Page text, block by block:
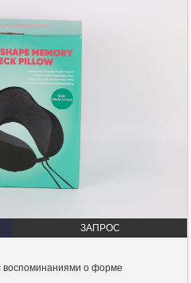
ЗАПРОС
воспоминаниями о форме